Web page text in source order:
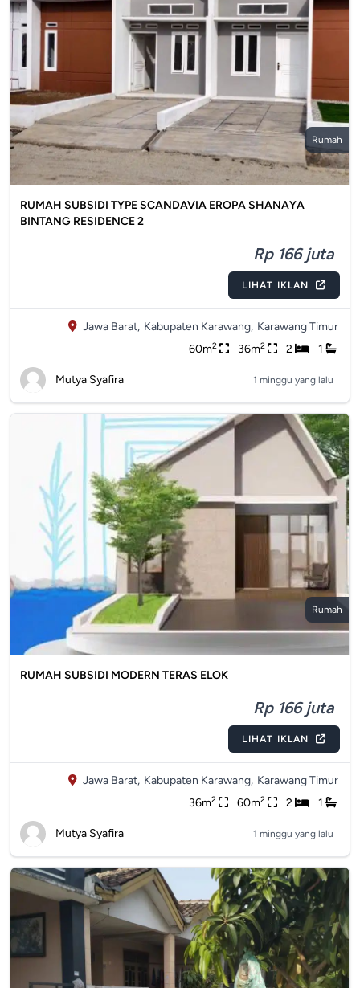
Rumah
RUMAH SUBSIDI TYPE SCANDAVIA EROPA SHANAYA
BINTANG RESIDENCE 2
Rp 166 juta
LIHAT IKLAN
Jawa Barat, Kabupaten Karawang, Karawang Timur
60m2 36m2 2 1
Mutya Syafira 1 minggu yang lalu
Rumah
RUMAH SUBSIDI MODERN TERAS ELOK
Rp 166 juta
LIHAT IKLAN
Jawa Barat, Kabupaten Karawang, Karawang Timur
36m2 60m2 2 1
Mutya Syafira 1 minggu yang lalu